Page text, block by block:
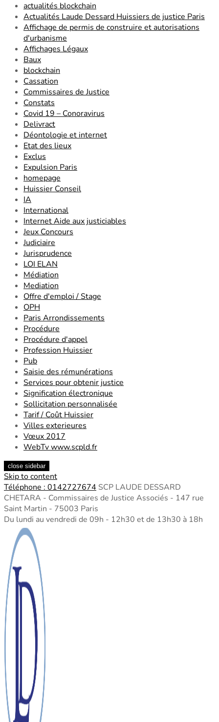
actualités blockchain
Actualités Laude Dessard Huissiers de justice Paris
Affichage de permis de construire et autorisations
d'urbanisme
Affichages Légaux
Baux
blockchain
Cassation
Commissaires de Justice
Constats
Covid 19 – Conoravirus
Delivract
Déontologie et internet
Etat des lieux
Exclus
Expulsion Paris
homepage
Huissier Conseil
IA
International
Internet Aide aux justiciables
Jeux Concours
Judiciaire
Jurisprudence
LOI ELAN
Médiation
Mediation
Offre d'emploi / Stage
OPH
Paris Arrondissements
Procédure
Procédure d'appel
Profession Huissier
Pub
Saisie des rémunérations
Services pour obtenir justice
Signification électronique
Sollicitation personnalisée
Tarif / Coût Huissier
Villes exterieures
Vœux 2017
WebTv www.scpld.fr
close sidebar
Skip to content
Téléphone : 0142727674 SCP LAUDE DESSARD
CHETARA - Commissaires de Justice Associés - 147 rue
Saint Martin - 75003 Paris
Du lundi au vendredi de 09h - 12h30 et de 13h30 à 18h